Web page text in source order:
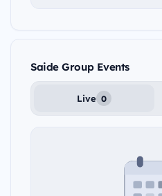
Saide Group Events
Live 0